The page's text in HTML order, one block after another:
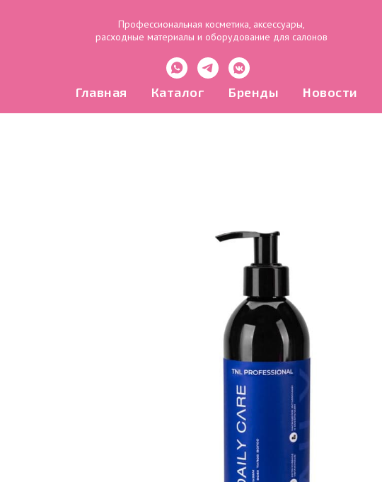
Профессиональная косметика, аксессуары,
расходные материалы и оборудование для салонов
Главная Каталог Бренды Новости